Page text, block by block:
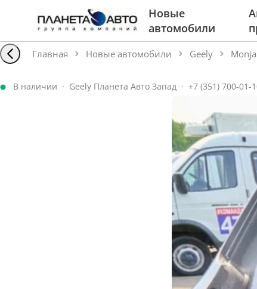
Новые
автомобили
Главная Новые автомобили Geely
В наличии · Geely Планета Авто Запад · +7 (351) 700-01-